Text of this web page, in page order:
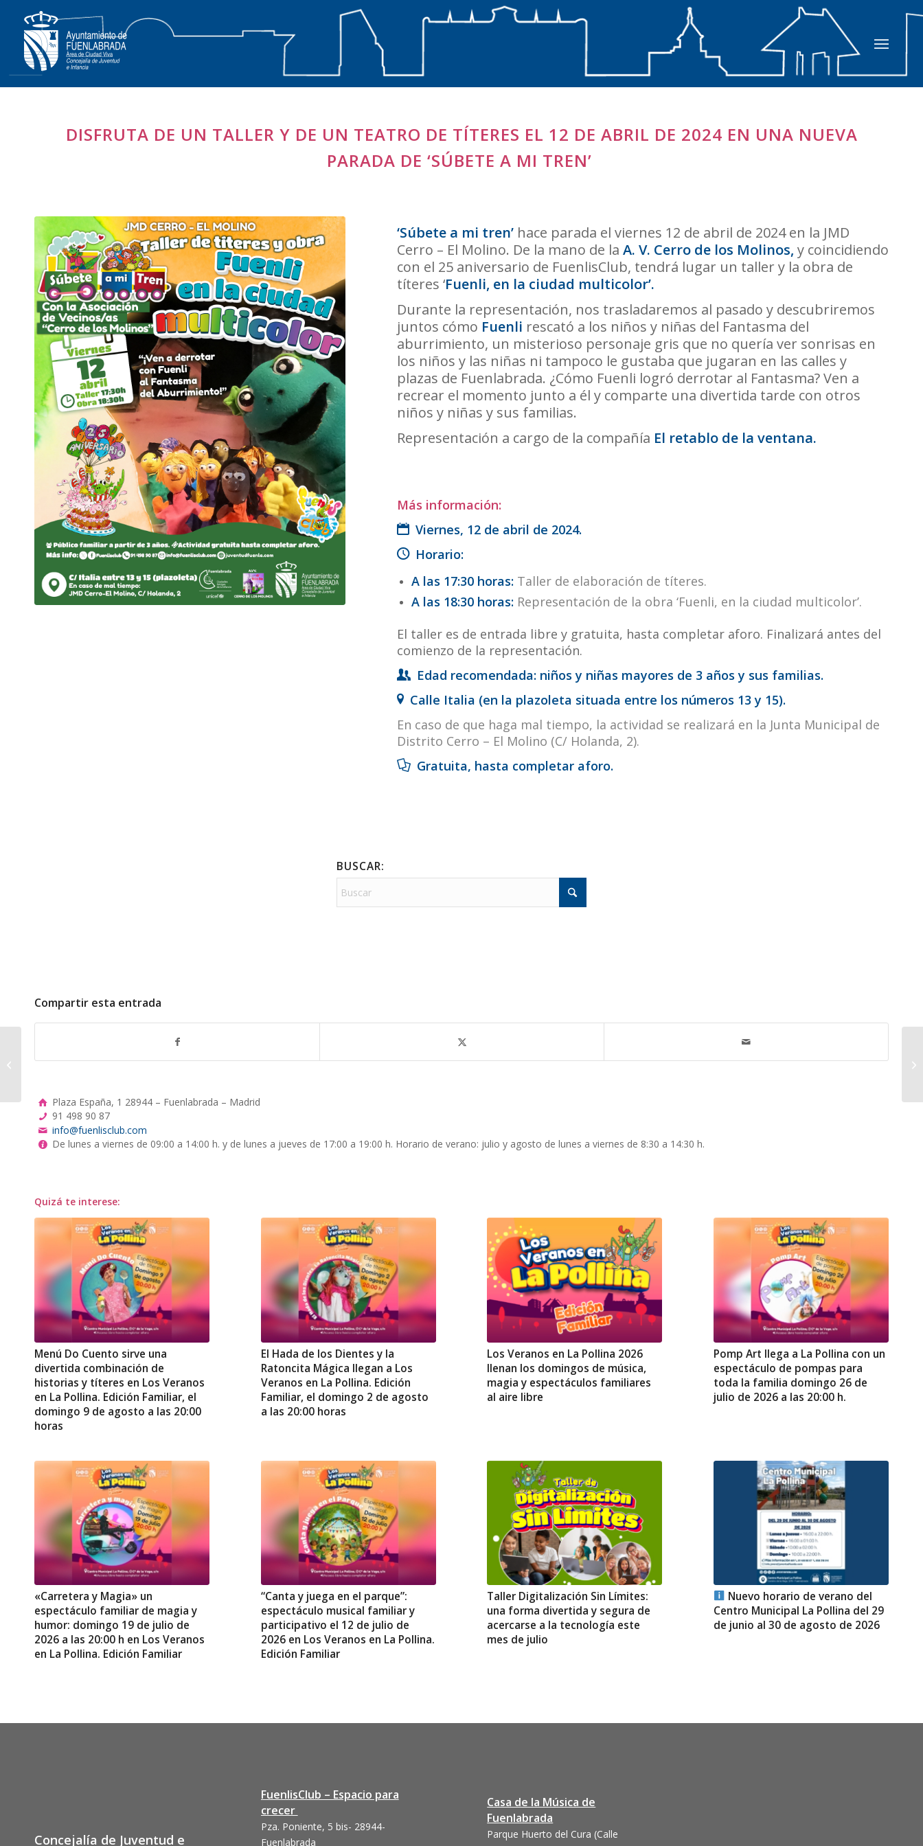
DISFRUTA DE UN TALLER Y DE UN TEATRO DE TÍTERES EL 12 DE ABRIL DE 2024 EN UNA NUEVA
PARADA DE ‘SÚBETE A MI TREN’
‘Súbete a mi tren’ hace parada el viernes 12 de abril de 2024 en la JMD
Cerro – El Molino. De la mano de la A. V. Cerro de los Molinos, y coincidiendo
con el 25 aniversario de FuenlisClub, tendrá lugar un taller y la obra de
títeres ‘Fuenli, en la ciudad multicolor’.
Durante la representación, nos trasladaremos al pasado y descubriremos
juntos cómo Fuenli rescató a los niños y niñas del Fantasma del
aburrimiento, un misterioso personaje gris que no quería ver sonrisas en
los niños y las niñas ni tampoco le gustaba que jugaran en las calles y
plazas de Fuenlabrada. ¿Cómo Fuenli logró derrotar al Fantasma? Ven a
recrear el momento junto a él y comparte una divertida tarde con otros
niños y niñas y sus familias.
Representación a cargo de la compañía El retablo de la ventana.
Más información:
Viernes, 12 de abril de 2024.
Horario:
A las 17:30 horas: Taller de elaboración de títeres.
A las 18:30 horas: Representación de la obra ‘Fuenli, en la ciudad multicolor’.
El taller es de entrada libre y gratuita, hasta completar aforo. Finalizará antes del
comienzo de la representación.
Edad recomendada: niños y niñas mayores de 3 años y sus familias.
Calle Italia (en la plazoleta situada entre los números 13 y 15).
En caso de que haga mal tiempo, la actividad se realizará en la Junta Municipal de
Distrito Cerro – El Molino (C/ Holanda, 2).
Gratuita, hasta completar aforo.
BUSCAR:
Compartir esta entrada
Plaza España, 1 28944 – Fuenlabrada – Madrid
91 498 90 87
info@fuenlisclub.com
De lunes a viernes de 09:00 a 14:00 h. y de lunes a jueves de 17:00 a 19:00 h. Horario de verano: julio y agosto de lunes a viernes de 8:30 a 14:30 h.
Quizá te interese:
Menú Do Cuento sirve una
divertida combinación de
historias y títeres en Los Veranos
en La Pollina. Edición Familiar, el
domingo 9 de agosto a las 20:00
horas
El Hada de los Dientes y la
Ratoncita Mágica llegan a Los
Veranos en La Pollina. Edición
Familiar, el domingo 2 de agosto
a las 20:00 horas
Los Veranos en La Pollina 2026
llenan los domingos de música,
magia y espectáculos familiares
al aire libre
Pomp Art llega a La Pollina con un
espectáculo de pompas para
toda la familia domingo 26 de
julio de 2026 a las 20:00 h.
«Carretera y Magia» un
espectáculo familiar de magia y
humor: domingo 19 de julio de
2026 a las 20:00 h en Los Veranos
en La Pollina. Edición Familiar
“Canta y juega en el parque”:
espectáculo musical familiar y
participativo el 12 de julio de
2026 en Los Veranos en La Pollina.
Edición Familiar
Taller Digitalización Sin Límites:
una forma divertida y segura de
acercarse a la tecnología este
mes de julio
Nuevo horario de verano del
Centro Municipal La Pollina del 29
de junio al 30 de agosto de 2026
Concejalía de Juventud e
FuenlisClub – Espacio para
crecer
Pza. Poniente, 5 bis- 28944-
Fuenlabrada
Casa de la Música de
Fuenlabrada
Parque Huerto del Cura (Calle
Familia, descubriendo